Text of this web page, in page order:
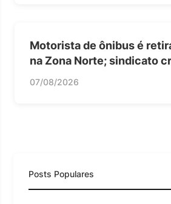
Motorista de ônibus é
na Zona Norte; sindicato
07/08/2026
Posts Populares